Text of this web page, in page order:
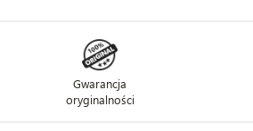
Gwarancja
oryginalności